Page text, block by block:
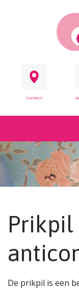
Contact
Prikpil
De prikpil is een